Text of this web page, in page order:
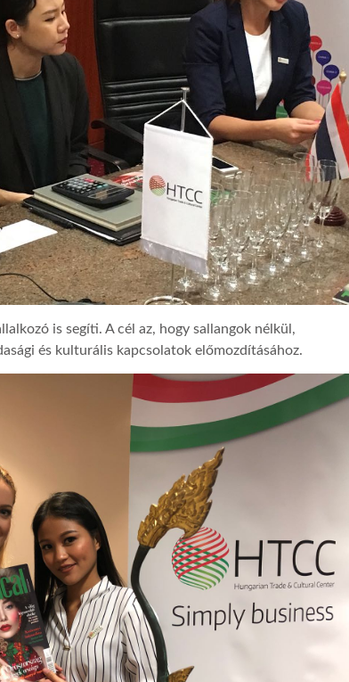
is segíti. A cél az, hogy sallangok nélkül,
és kulturális kapcsolatok előmozdításához.